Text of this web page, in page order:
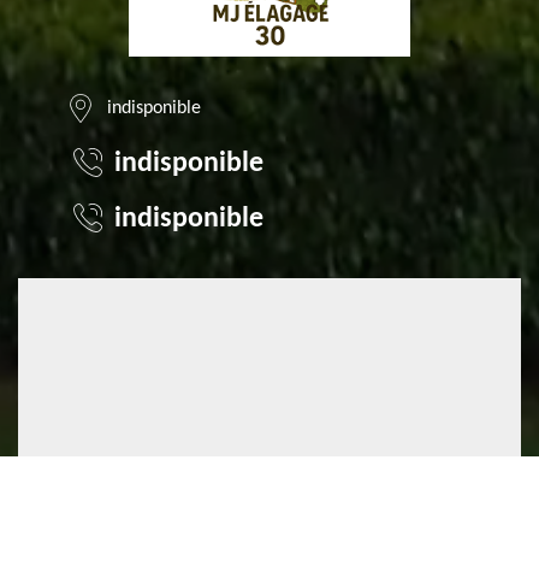
indisponible
indisponible
indisponible